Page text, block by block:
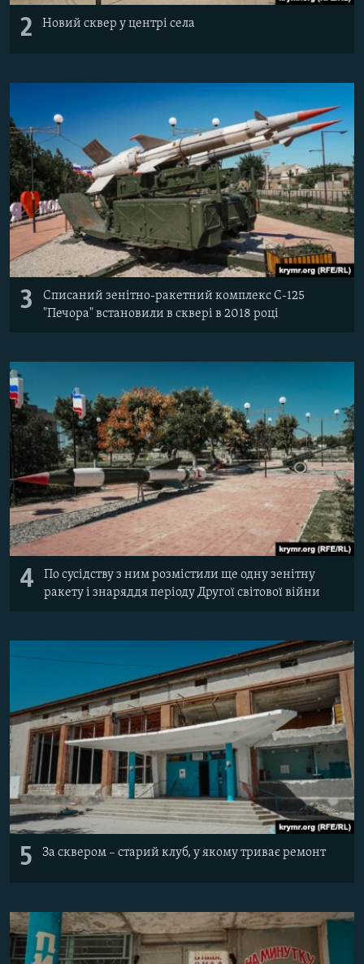
2 Новий сквер у центрі села
3
Списаний зенітно-ракетний комплекс С-125
"Печора" встановили в сквері в 2018 році
4
По сусідству з ним розмістили ще одну зенітну
ракету і знаряддя періоду Другої світової війни
5 За сквером – старий клуб, у якому триває ремонт